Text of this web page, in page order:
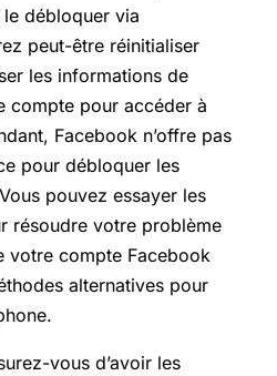
débloquer via
peut-être réinitialiser
les informations de
compte pour accéder à
Facebook n’offre pas
pour débloquer les
pouvez essayer les
résoudre votre problème
votre compte Facebook
alternatives pour
vous d’avoir les